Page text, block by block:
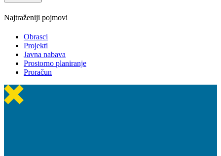
Najtraženiji pojmovi
Obrasci
Projekti
Javna nabava
Prostorno planiranje
Proračun